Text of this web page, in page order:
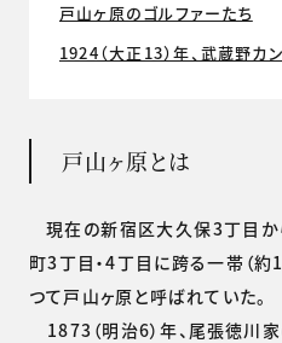
戸山ヶ原とは
現在の新宿区大久保3丁目
町3丁目・4丁目に跨る一帯（約
つて戸山ヶ原と呼ばれていた。
1873（明治6）年、尾張徳川
戸山ヶ原のゴルファーたち
1924（大正13）年、武蔵野カ